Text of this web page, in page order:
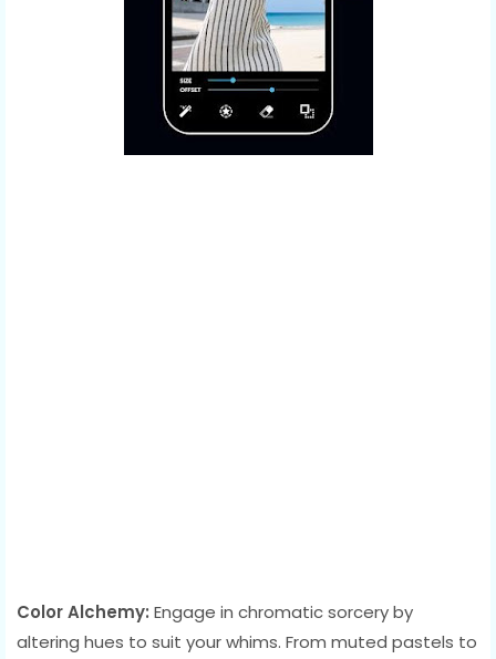
Color Alchemy: Engage in chromatic sorcery by
altering hues to suit your whims. From muted pastels to